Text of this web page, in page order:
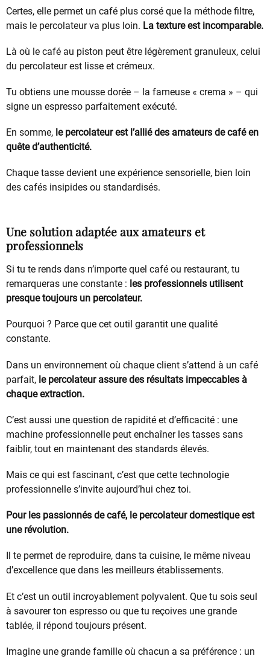
Certes, elle permet un café plus corsé que la méthode filtre,
mais le percolateur va plus loin. La texture est incomparable.
Là où le café au piston peut être légèrement granuleux, celui
du percolateur est lisse et crémeux.
Tu obtiens une mousse dorée – la fameuse « crema » – qui
signe un espresso parfaitement exécuté.
En somme, le percolateur est l’allié des amateurs de café en
quête d’authenticité.
Chaque tasse devient une expérience sensorielle, bien loin
des cafés insipides ou standardisés.
Une solution adaptée aux amateurs et
professionnels
Si tu te rends dans n’importe quel café ou restaurant, tu
remarqueras une constante : les professionnels utilisent
presque toujours un percolateur.
Pourquoi ? Parce que cet outil garantit une qualité
constante.
Dans un environnement où chaque client s’attend à un café
parfait, le percolateur assure des résultats impeccables à
chaque extraction.
C’est aussi une question de rapidité et d’efficacité : une
machine professionnelle peut enchaîner les tasses sans
faiblir, tout en maintenant des standards élevés.
Mais ce qui est fascinant, c’est que cette technologie
professionnelle s’invite aujourd’hui chez toi.
Pour les passionnés de café, le percolateur domestique est
une révolution.
Il te permet de reproduire, dans ta cuisine, le même niveau
d’excellence que dans les meilleurs établissements.
Et c’est un outil incroyablement polyvalent. Que tu sois seul
à savourer ton espresso ou que tu reçoives une grande
tablée, il répond toujours présent.
Imagine une grande famille où chacun a sa préférence : un